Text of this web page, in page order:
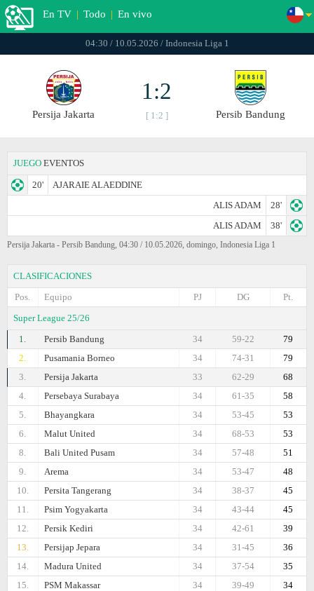
En TV | Todo | En vivo
04:30 / 10.05.2026 / Indonesia Liga 1
Persija Jakarta
1:2
[ 1:2 ] Persib Bandung
JUEGO EVENTOS
20'
AJARAIE ALAEDDINE
ALIS ADAM
28'
ALIS ADAM
38'
Persija Jakarta - Persib Bandung, 04:30 / 10.05.2026, domingo, Indonesia Liga 1
CLASIFICACIONES
Pos.
Equipo Pt.
DG
PJ
Super League 25/26
1.
Persib Bandung 79
59-22
34
2.
Pusamania Borneo 79
74-31
34
3.
Persija Jakarta 68
62-29
33
4.
Persebaya Surabaya 58
61-35
34
5.
Bhayangkara 53
53-45
34
6.
Malut United 53
68-53
34
8.
Bali United Pusam 51
57-48
34
9.
Arema 48
53-47
34
10.
Persita Tangerang 45
38-37
34
11.
Psim Yogyakarta 45
43-44
34
12.
Persik Kediri 39
42-61
34
13.
Persijap Jepara 36
31-45
34
14.
Madura United 35
37-54
34
15.
PSM Makassar 34
39-49
34